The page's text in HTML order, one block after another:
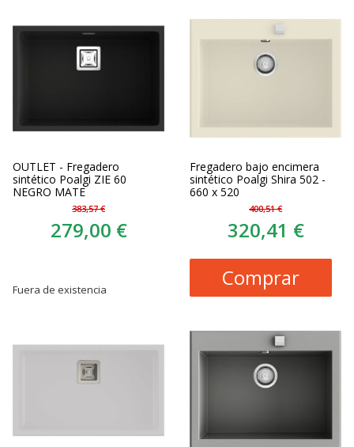
OUTLET - Fregadero
sintético Poalgi ZIE 60
NEGRO MATE
383,57 €
279,00 €
Fuera de existencia
Fregadero bajo encimera
sintético Poalgi Shira 502 -
660 x 520
400,51 €
320,41 €
Comprar